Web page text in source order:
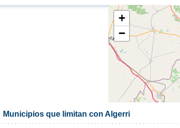
+
−
Municipios que limitan con Algerri